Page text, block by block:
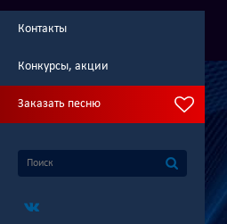
Контакты
Конкурсы, акции
Заказать песню